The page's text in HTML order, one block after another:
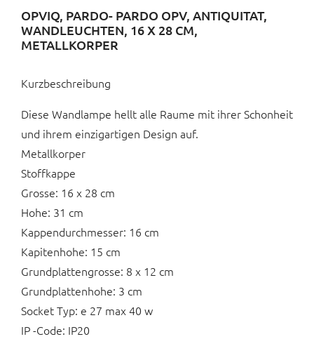
OPVIQ, PARDO- PARDO OPV, ANTIQUITAT,
WANDLEUCHTEN, 16 X 28 CM,
METALLKORPER
Kurzbeschreibung
Diese Wandlampe hellt alle Raume mit ihrer Schonheit
und ihrem einzigartigen Design auf.
Metallkorper
Stoffkappe
Grosse: 16 x 28 cm
Hohe: 31 cm
Kappendurchmesser: 16 cm
Kapitenhohe: 15 cm
Grundplattengrosse: 8 x 12 cm
Grundplattenhohe: 3 cm
Socket Typ: e 27 max 40 w
IP -Code: IP20